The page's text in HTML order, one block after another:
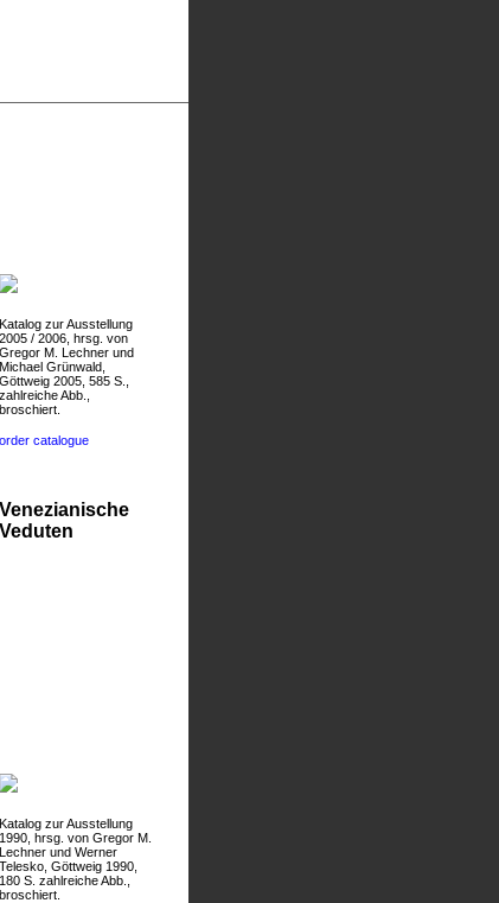
Katalog zur Ausstellung
2005 / 2006, hrsg. von
Gregor M. Lechner und
Michael Grünwald,
Göttweig 2005, 585 S.,
zahlreiche Abb.,
broschiert.
order catalogue
Venezianische
Veduten
Katalog zur Ausstellung
1990, hrsg. von Gregor M.
Lechner und Werner
Telesko, Göttweig 1990,
180 S. zahlreiche Abb.,
broschiert.